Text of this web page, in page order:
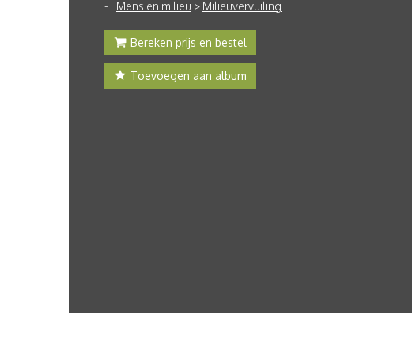
Mens en milieu > Milieuvervuiling
Bereken prijs en bestel
Toevoegen aan album